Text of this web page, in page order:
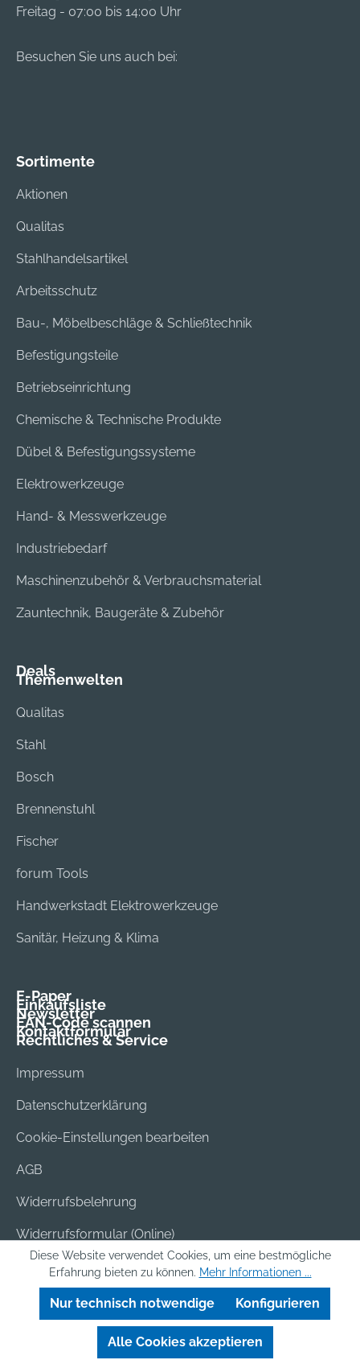
Freitag - 07:00 bis 14:00 Uhr
Besuchen Sie uns auch bei:
Sortimente
Aktionen
Qualitas
Stahlhandelsartikel
Arbeitsschutz
Bau-, Möbelbeschläge & Schließtechnik
Befestigungsteile
Betriebseinrichtung
Chemische & Technische Produkte
Dübel & Befestigungssysteme
Elektrowerkzeuge
Hand- & Messwerkzeuge
Industriebedarf
Maschinenzubehör & Verbrauchsmaterial
Zauntechnik, Baugeräte & Zubehör
Deals
Themenwelten
Qualitas
Stahl
Bosch
Brennenstuhl
Fischer
forum Tools
Handwerkstadt Elektrowerkzeuge
Sanitär, Heizung & Klima
E-Paper
Einkaufsliste
Newsletter
EAN-Code scannen
Kontaktformular
Rechtliches & Service
Impressum
Datenschutzerklärung
Cookie-Einstellungen bearbeiten
AGB
Widerrufsbelehrung
Widerrufsformular (Online)
Versand & Bezahlung
Batterieentsorgung
Diese Website verwendet Cookies, um eine bestmögliche
Erfahrung bieten zu können. Mehr Informationen ...
Nur technisch notwendige Konfigurieren
Alle Cookies akzeptieren